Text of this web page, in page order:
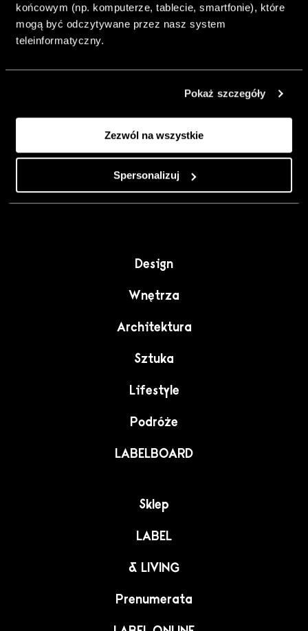
końcowym (np. komputerze, tablecie, smartfonie), które
mogą być odczytywane przez nasz system
teleinformatyczny.
Pokaż szczegóły
Zezwól na wszystkie
Spersonalizuj
& Living 40.
„Dom bardziej
Twój. Odważ się
urządzić go
rzemiosło jako
punkt wyjścia
do wnętrz
pełnych
charakteru”.
Design
Wnętrza
Architektura
Sztuka
Lifestyle
Podróże
LABELBOARD
Sklep
LABEL
& LIVING
Prenumerata